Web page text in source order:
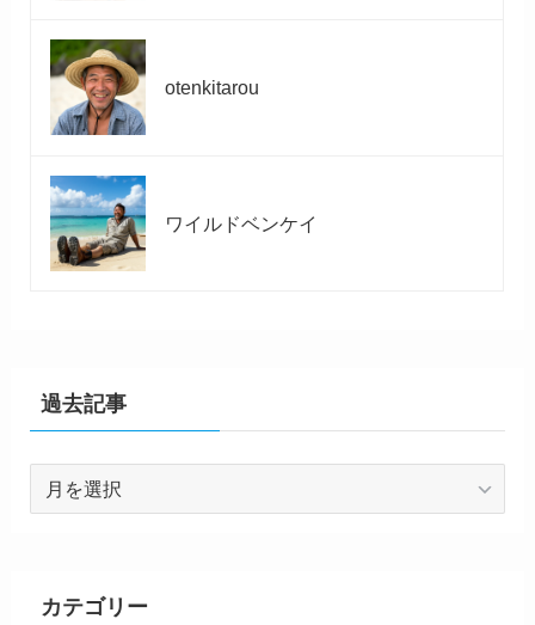
otenkitarou
ワイルドベンケイ
過去記事
カテゴリー